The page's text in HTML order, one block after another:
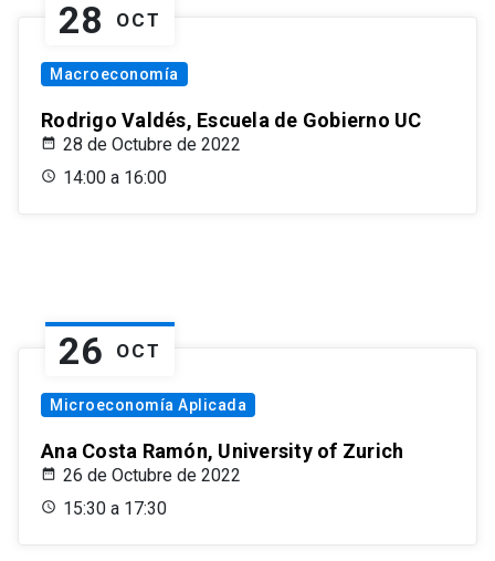
28 OCT
Macroeconomía
Rodrigo Valdés, Escuela de Gobierno UC
28 de Octubre de 2022
14:00 a 16:00
26 OCT
Microeconomía Aplicada
Ana Costa Ramón, University of Zurich
26 de Octubre de 2022
15:30 a 17:30